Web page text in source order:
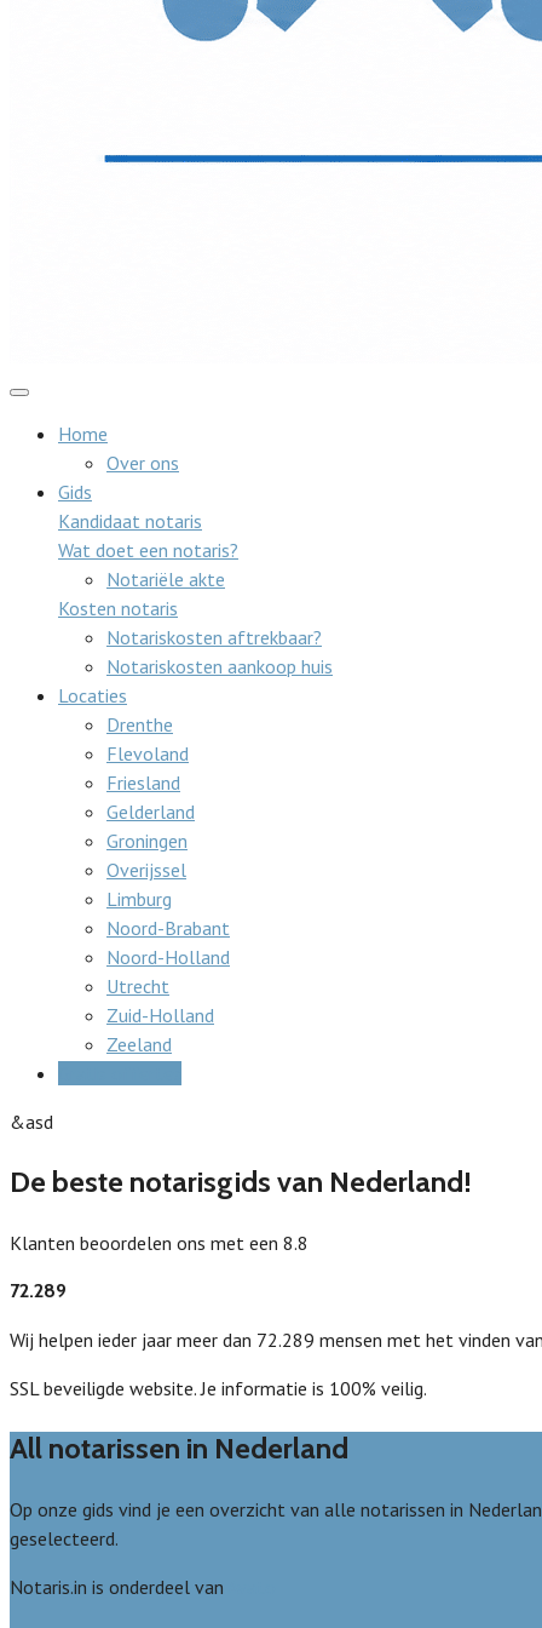
Home
Over ons
Gids
Kandidaat notaris
Wat doet een notaris?
Notariële akte
Kosten notaris
Notariskosten aftrekbaar?
Notariskosten aankoop huis
Locaties
Drenthe
Flevoland
Friesland
Gelderland
Groningen
Overijssel
Limburg
Noord-Brabant
Noord-Holland
Utrecht
Zuid-Holland
Zeeland
&asd
De beste notarisgids van Nederland!
Klanten beoordelen ons met een 8.8
72.289
Wij helpen ieder jaar meer dan 72.289 mensen met het vinden
SSL beveiligde website. Je informatie is 100% veilig.
All notarissen in Nederland
Op onze gids vind je een overzicht van alle notarissen in
geselecteerd.
Notaris.in is onderdeel van